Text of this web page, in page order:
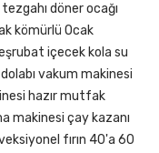
döner ocağı
kömürlü Ocak
içecek kola su
vakum makinesi
hazır mutfak
makinesi çay kazanı
fırın 40'a 60